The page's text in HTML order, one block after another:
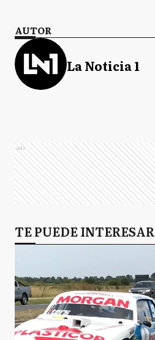
AUTOR
La Noticia 1
Ads
TE PUEDE INTERESAR